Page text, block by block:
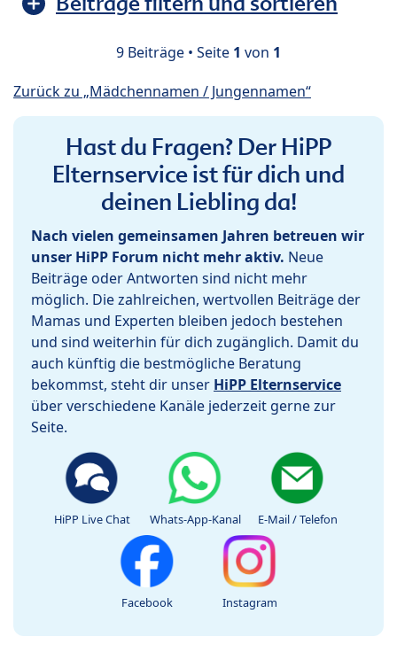
9 Beiträge • Seite 1 von 1
Zurück zu „Mädchennamen / Jungennamen“
Hast du Fragen? Der HiPP
Elternservice ist für dich und
deinen Liebling da!
Nach vielen gemeinsamen Jahren betreuen wir
unser HiPP Forum nicht mehr aktiv. Neue
Beiträge oder Antworten sind nicht mehr
möglich. Die zahlreichen, wertvollen Beiträge der
Mamas und Experten bleiben jedoch bestehen
und sind weiterhin für dich zugänglich. Damit du
auch künftig die bestmögliche Beratung
bekommst, steht dir unser HiPP Elternservice
über verschiedene Kanäle jederzeit gerne zur
Seite.
HiPP Live Chat Whats-App-Kanal E-Mail / Telefon
Facebook Instagram